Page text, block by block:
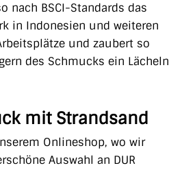
nach BSCI-Standards das
in Indonesien und weiteren
und zaubert so
des Schmucks ein Lächeln
mit Strandsand
Onlineshop, wo wir
Auswahl an DUR